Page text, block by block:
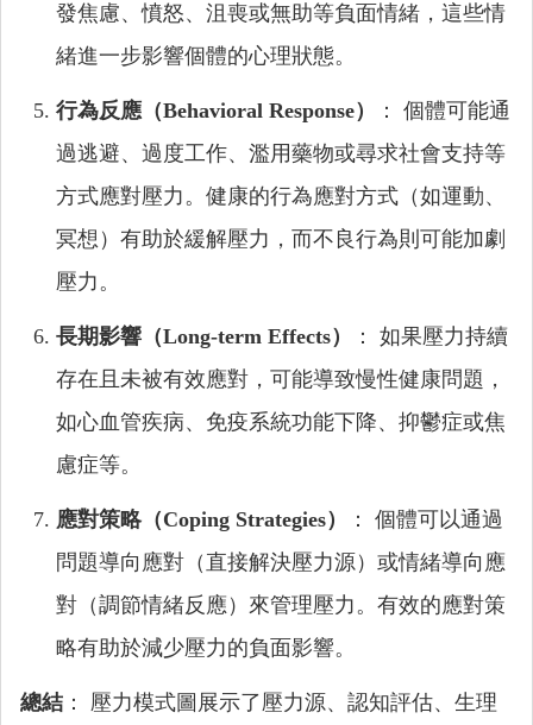
發焦慮、憤怒、沮喪或無助等負面情緒，這些情
緒進一步影響個體的心理狀態。
行為反應（Behavioral Response）
： 個體可能通
過逃避、過度工作、濫用藥物或尋求社會支持等
方式應對壓力。健康的行為應對方式（如運動、
冥想）有助於緩解壓力，而不良行為則可能加劇
壓力。
長期影響（Long-term Effects）
： 如果壓力持續
存在且未被有效應對，可能導致慢性健康問題，
如心血管疾病、免疫系統功能下降、抑鬱症或焦
慮症等。
應對策略（Coping Strategies）
： 個體可以通過
問題導向應對（直接解決壓力源）或情緒導向應
對（調節情緒反應）來管理壓力。有效的應對策
略有助於減少壓力的負面影響。
總結 ： 壓力模式圖展示了壓力源、認知評估、生理